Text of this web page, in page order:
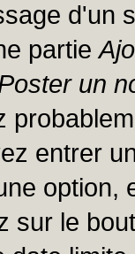
d'un
partie
un
entrer
option,
sur le